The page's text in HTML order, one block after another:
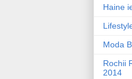
Haine
Moda
Rochii
2014